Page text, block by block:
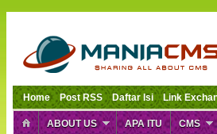
Home Post RSS Daftar Isi Link
ABOUT US APA ITU CMS